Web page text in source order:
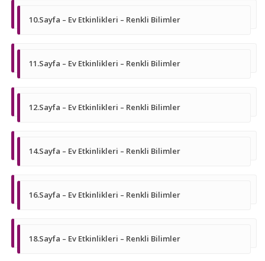
10.Sayfa – Ev Etkinlikleri – Renkli Bilimler
11.Sayfa – Ev Etkinlikleri – Renkli Bilimler
12.Sayfa – Ev Etkinlikleri – Renkli Bilimler
14.Sayfa – Ev Etkinlikleri – Renkli Bilimler
16.Sayfa – Ev Etkinlikleri – Renkli Bilimler
18.Sayfa – Ev Etkinlikleri – Renkli Bilimler